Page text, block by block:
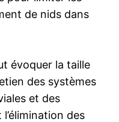
de nids dans
évoquer la taille
des systèmes
et des
des